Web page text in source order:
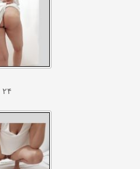
۲۴